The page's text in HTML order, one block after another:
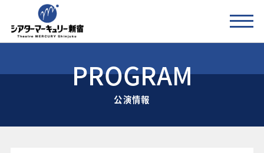
公演情報 PROGRAM
公演情報